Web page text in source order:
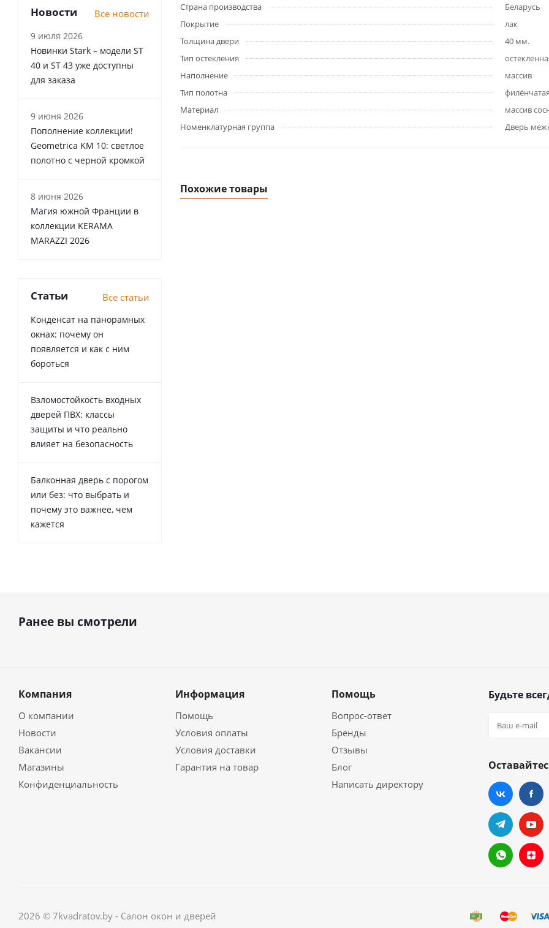
Страна производства
Беларусь
Покрытие
лак
Толщина двери
40 мм.
Тип остекления
Наполнение
массив
Тип полотна
филёнчатая
Материал
массив
Номенклатурная группа
Дверь
Похожие товары
Новости Все новости
9 июля 2026
Новинки Stark – модели ST
40 и ST 43 уже доступны
для заказа
9 июня 2026
Пополнение коллекции!
Geometrica KM 10: светлое
полотно с черной кромкой
8 июня 2026
Магия южной Франции в
коллекции KERAMA
MARAZZI 2026
Статьи Все статьи
Конденсат на панорамных
окнах: почему он
появляется и как с ним
бороться
Взломостойкость входных
дверей ПВХ: классы
защиты и что реально
влияет на безопасность
Балконная дверь с порогом
или без: что выбрать и
почему это важнее, чем
кажется
Ранее вы смотрели
Компания
О компании
Новости
Вакансии
Магазины
Конфиденциальность
Информация
Помощь
Условия оплаты
Условия доставки
Гарантия на товар
Помощь
Вопрос-ответ
Бренды
Отзывы
Блог
Написать директору
Будьте
2026 © 7kvadratov.by - Салон окон и дверей